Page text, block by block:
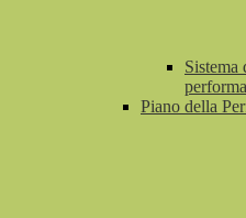
Sistema
Piano della